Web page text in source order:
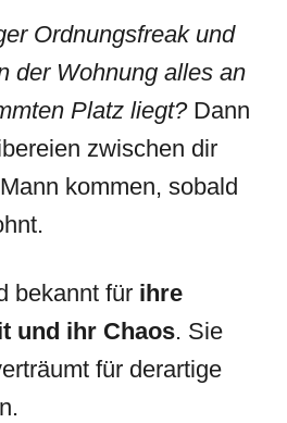
Ordnungsfreak und
der Wohnung alles an
Platz liegt?Dann
zwischen dir
kommen, sobald
bekannt für ihre
und ihr Chaos. Sie
für derartige